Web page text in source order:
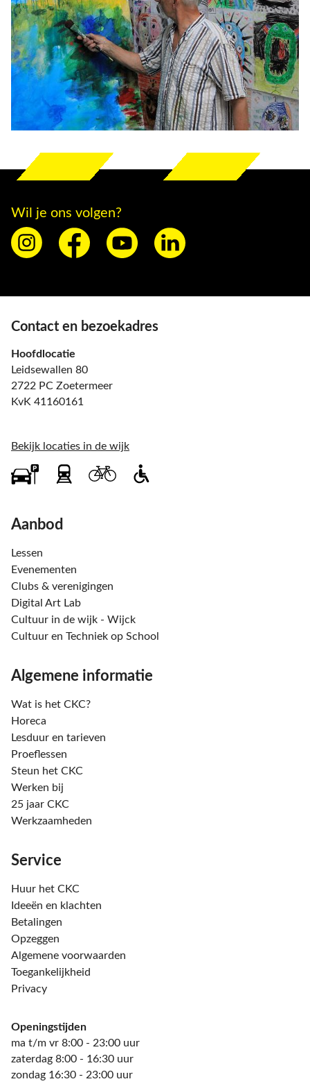
Wil je ons volgen?
Contact en bezoekadres
Hoofdlocatie
Leidsewallen 80
2722 PC Zoetermeer
KvK 41160161
Bekijk locaties in de wijk
Aanbod
Lessen
Evenementen
Clubs & verenigingen
Digital Art Lab
Cultuur in de wijk - Wijck
Cultuur en Techniek op School
Algemene informatie
Wat is het CKC?
Horeca
Lesduur en tarieven
Proeflessen
Steun het CKC
Werken bij
25 jaar CKC
Werkzaamheden
Service
Huur het CKC
Ideeën en klachten
Betalingen
Opzeggen
Algemene voorwaarden
Toegankelijkheid
Privacy
Openingstijden
ma t/m vr 8:00 - 23:00 uur
zaterdag 8:00 - 16:30 uur
zondag 16:30 - 23:00 uur